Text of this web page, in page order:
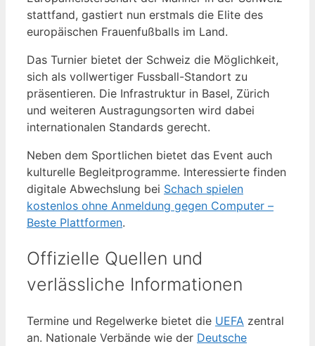
stattfand, gastiert nun erstmals die Elite des
europäischen Frauenfußballs im Land.
Das Turnier bietet der Schweiz die Möglichkeit,
sich als vollwertiger Fussball-Standort zu
präsentieren. Die Infrastruktur in Basel, Zürich
und weiteren Austragungsorten wird dabei
internationalen Standards gerecht.
Neben dem Sportlichen bietet das Event auch
kulturelle Begleitprogramme. Interessierte finden
digitale Abwechslung bei Schach spielen
kostenlos ohne Anmeldung gegen Computer –
Beste Plattformen.
Offizielle Quellen und
verlässliche Informationen
Termine und Regelwerke bietet die UEFA zentral
an. Nationale Verbände wie der Deutsche